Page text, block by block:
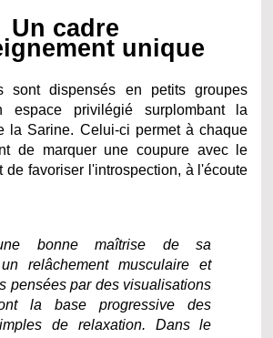
Un cadre
unique
sont dispensés en petits groupes
espace privilégié surplombant la
la Sarine. Celui-ci permet à chaque
de marquer une coupure avec le
de favoriser l'introspection, à l'écoute
bonne maîtrise de sa
relâchement musculaire et
pensées par des visualisations
la base progressive des
de relaxation. Dans le